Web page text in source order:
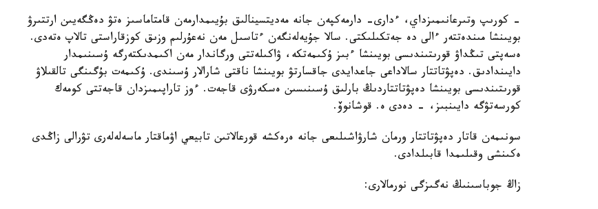
- كورىپ وتىرعانىمىزداي، ءدارى- دارمەكپەن جانە مەديتسينالىق بۇيىمدارمەن قامتاماسىز ەتۋ دەڭگەيىن ارتتىرۋ
بويىنشا مىندەتتەر ءالى دە جەتكىلىكتى. سالا جۇيەلەنگەن ءتاسىل مەن نەعۇرلىم وزىق كوزقاراستى تالاپ ەتەدى.
ەسەپتى تىڭداۋ قورىتىندىسى بويىنشا ءبىز ۇكىمەتكە، ۋاكىلەتتى ورگاندار مەن اكىمدىكتەرگە ۇسىنىمدار
دايىندادىق. دەپۋتاتتار سالاداعى جاعدايدى جاقسارتۋ بويىنشا ناقتى شارالار ۇسىندى. ۇكىمەت بۇگىنگى تالقىلاۋ
قورىتىندىسى بويىنشا دەپۋتاتتاردىڭ بارلىق ۇسىنىسىن ەسكەرۋى قاجەت. ءوز تاراپىمىزدان قاجەتتى كومەك
كورسەتۋگە دايىنبىز، - دەدى ە. قوشانوۆ.
سونىمەن قاتار دەپۋتاتتار ورمان شارۋاشىلىعى جانە ەرەكشە قورعالاتىن تابيعي اۋماقتار ماسەلەلەرى تۋرالى زاڭدى
ەكىنشى وقىلىمدا قابىلدادى.
زاڭ جوباسىنىڭ نەگىزگى نورمالارى: